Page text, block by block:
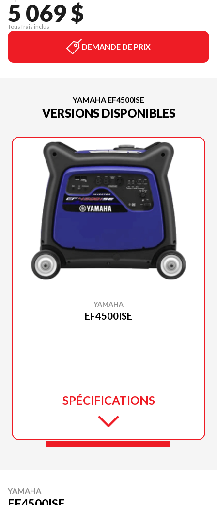
5 069 $
Tous frais inclus
DEMANDE DE PRIX
YAMAHA EF4500ISE
VERSIONS DISPONIBLES
YAMAHA
EF4500ISE
SPÉCIFICATIONS
YAMAHA